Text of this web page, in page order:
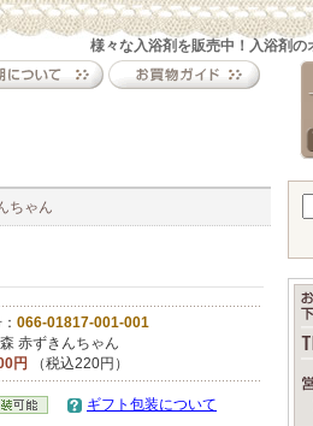
様々な入浴剤を販売中！入浴剤の
ちゃん
066-01817-001-001
赤ずきんちゃん
円 （税込220円）
ギフト包装について